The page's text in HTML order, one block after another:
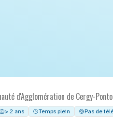
> 2 ans Temps plein Pas de